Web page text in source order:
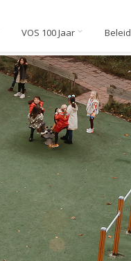
VOS 100 Jaar Beleid